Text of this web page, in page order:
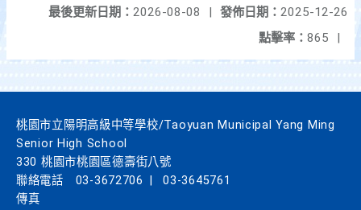
發佈日期： 2025-12-26
最後更新日期： 2026-08-08
|
點擊率： 865 |
桃園市立陽明高級中等學校/Taoyuan Municipal Yang Ming
Senior High School
330 桃園市桃園區德壽街八號
聯絡電話
03-3672706
03-3645761
傳真